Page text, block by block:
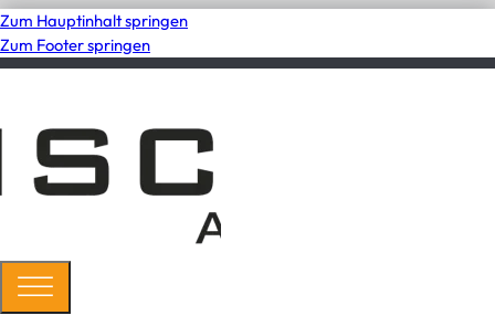
Zum Hauptinhalt springen
Zum Footer springen